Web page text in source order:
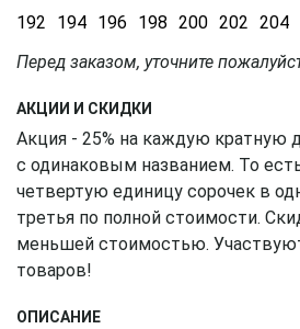
192
194 196 198 200 202 204
Перед заказом, уточните
АКЦИИ И СКИДКИ
Акция - 25% на каждую кратную
с одинаковым названием. То
четвертую единицу сорочек в
третья по полной стоимости.
меньшей стоимостью.
товаров!
ОПИСАНИЕ